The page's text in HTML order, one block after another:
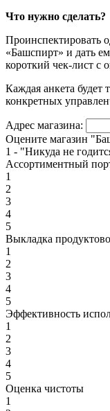
Что нужно сделать?
Проинспектировать
«Башспирт» и дать
короткий чек-лист с
Каждая анкета будет
конкретных
Адрес магазина:
Оцените магазин
1 - "Никуда не
Ассортиментный
1
2
3
4
5
Выкладка
1
2
3
4
5
Эффективность
1
2
3
4
5
Оценка чистоты
1